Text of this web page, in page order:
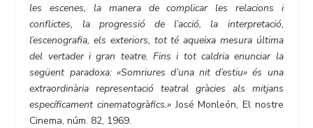
les escenes, la manera de complicar les relacions i
conflictes, la progressió de l’acció, la interpretació,
l’escenografia, els exteriors, tot té aqueixa mesura última
del vertader i gran teatre. Fins i tot caldria enunciar la
següent paradoxa: «Somriures d’una nit d’estiu» és una
extraordinària representació teatral gràcies als mitjans
específicament cinematogràfics.» José Monleón, El nostre
Cinema, núm. 82, 1969.